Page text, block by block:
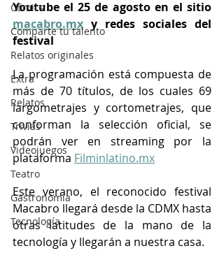
Cómics
Comparte tu talento
Relatos originales
Extra
Relatos
Trivias
Videojuegos
Teatro
Gastronomía
Tecnología
macabro.mx y redes sociales del
festival
La programación está compuesta de
más de 70 títulos, de los cuales 69
largometrajes y cortometrajes, que
conforman la selección oficial, se
podrán ver en streaming por la
plataforma Filminlatino.mx
Este verano, el reconocido festival
Macabro llegará desde la CDMX hasta
otras latitudes de la mano de la
tecnología y llegarán a nuestra casa.